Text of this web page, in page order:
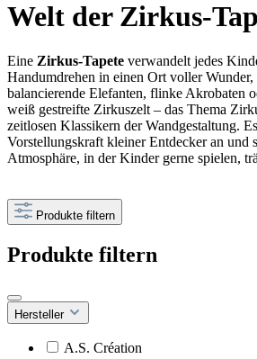
Welt der Zirkus-
Eine Zirkus-Tapete verwandelt jedes
Handumdrehen in einen Ort voller
balancierende Elefanten, flinke Akrobaten
weiß gestreifte Zirkuszelt – das Thema
zeitlosen Klassikern der Wandgestaltung.
Vorstellungskraft kleiner Entdecker an und
Atmosphäre, in der Kinder gerne spielen,
Produkte filtern
Produkte filtern
Hersteller
A.S. Création